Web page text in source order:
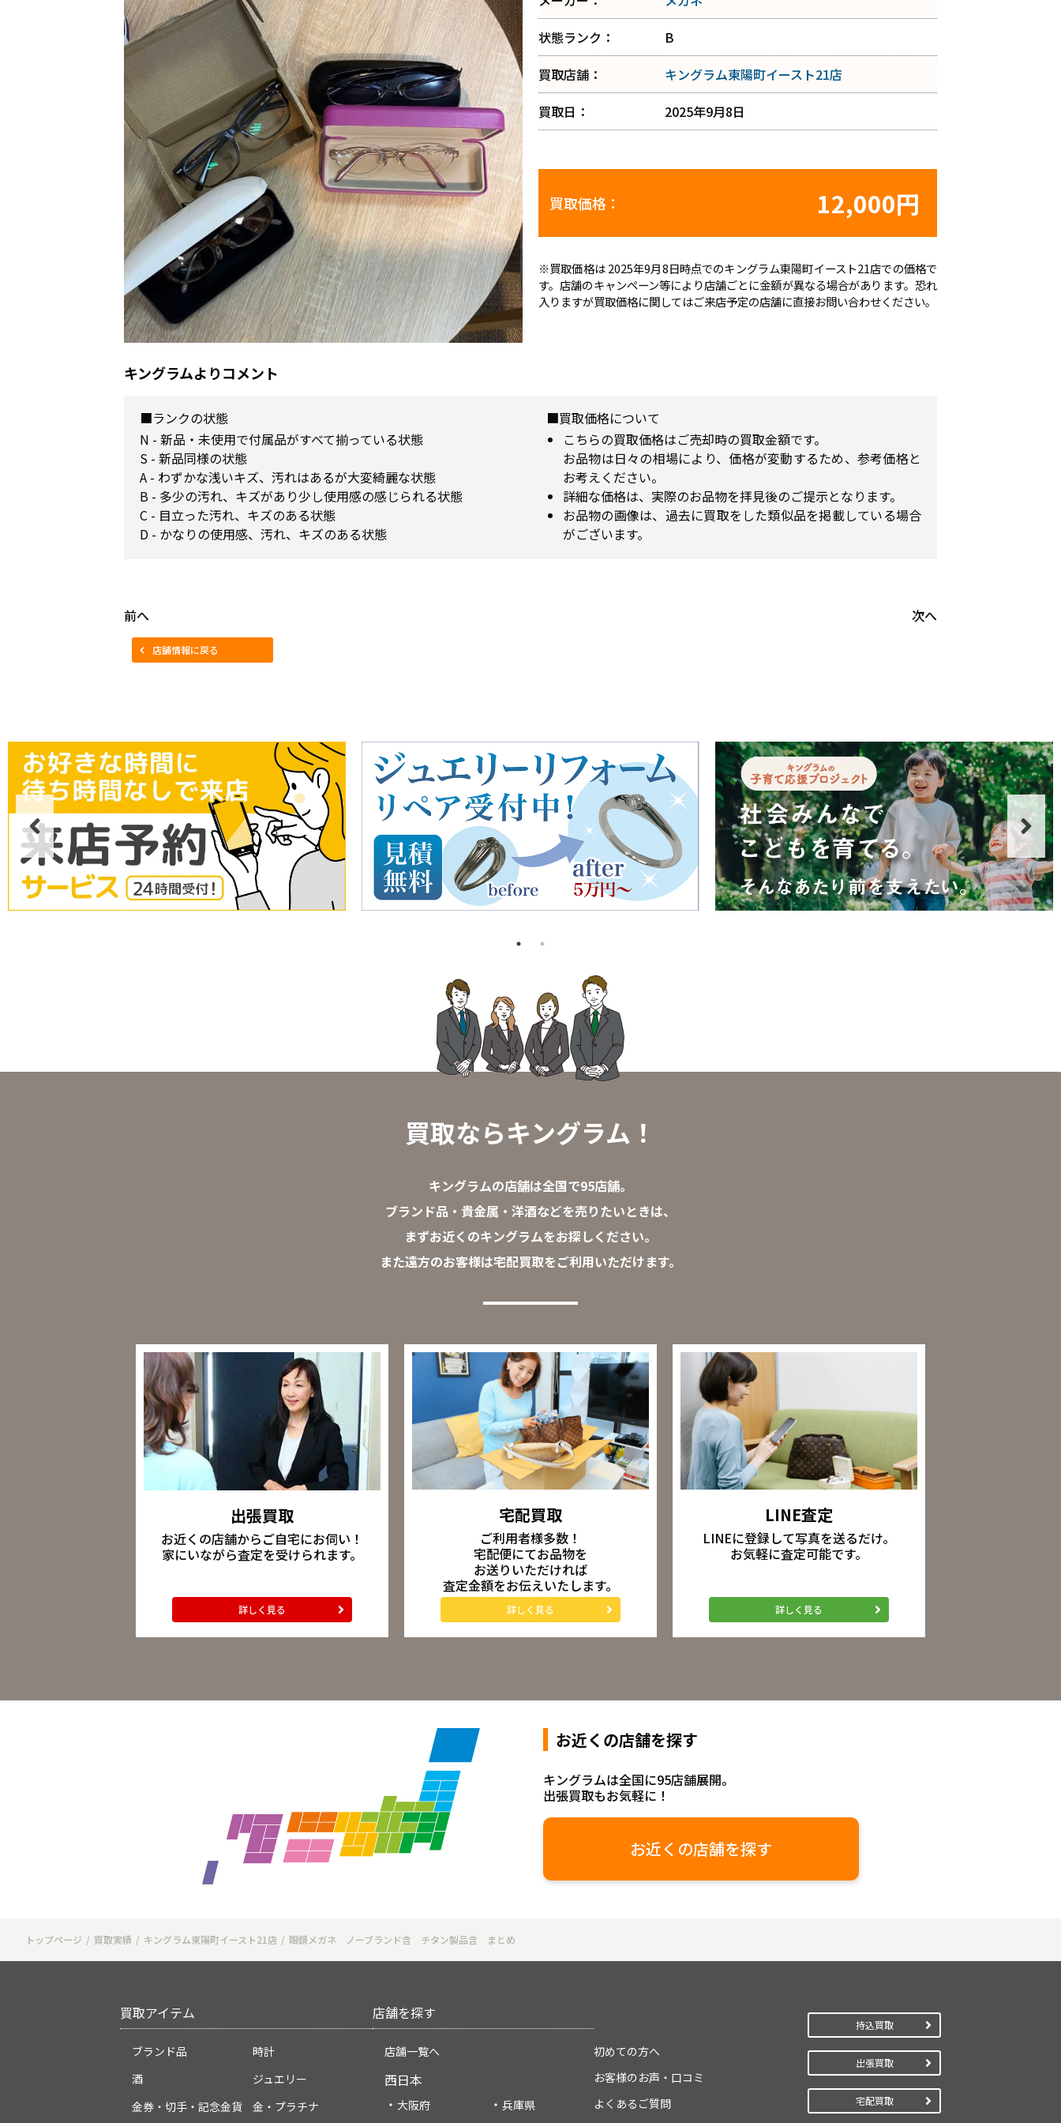
状態ランク：
B
買取店舗：
キングラム東陽町イースト21店
買取日：
2025年9月8日
買取価格： 12,000円
※買取価格は 2025年9月8日時点でのキングラム東陽町イースト21店での価格で
す。店舗のキャンペーン等により店舗ごとに金額が異なる場合があります。恐れ
入りますが買取価格に関してはご来店予定の店舗に直接お問い合わせください。
キングラムよりコメント
■ランクの状態
N - 新品・未使用で付属品がすべて揃っている状態
S - 新品同様の状態
A - わずかな浅いキズ、汚れはあるが大変綺麗な状態
B - 多少の汚れ、キズがあり少し使用感の感じられる状態
C - 目立った汚れ、キズのある状態
D - かなりの使用感、汚れ、キズのある状態
■買取価格について
こちらの買取価格はご売却時の買取金額です。
お品物は日々の相場により、価格が変動するため、参考価格と
お考えください。
詳細な価格は、実際のお品物を拝見後のご提示となります。
お品物の画像は、過去に買取をした類似品を掲載している場合
がございます。
前へ 次へ
店舗情報に戻る
買取ならキングラム！
キングラムの店舗は全国で95店舗。
ブランド品・貴金属・洋酒などを売りたいときは、
まずお近くのキングラムをお探しください。
また遠方のお客様は宅配買取をご利用いただけます。
出張買取
お近くの店舗からご自宅にお伺い！
家にいながら査定を受けられます。
詳しく見る
宅配買取
ご利用者様多数！
宅配便にてお品物を
お送りいただければ
査定金額をお伝えいたします。
詳しく見る
LINE査定
LINEに登録して写真を送るだけ。
お気軽に査定可能です。
詳しく見る
お近くの店舗を探す
キングラムは全国に95店舗展開。
出張買取もお気軽に！
お近くの店舗を探す
トップページ 買取実績 キングラム東陽町イースト21店 眼鏡メガネ ノーブランド含 チタン製品含 まとめ
買取アイテム
ブランド品
時計
酒
ジュエリー
金券・切手・記念金貨
金・プラチナ
店舗を探す
店舗一覧へ
西日本
大阪府 兵庫県
初めての方へ
お客様のお声・口コミ
よくあるご質問
持込買取
出張買取
宅配買取